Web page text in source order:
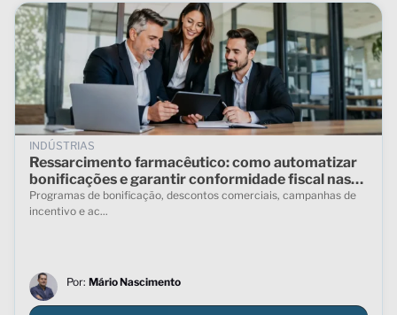
INDÚSTRIAS
Ressarcimento farmacêutico: como automatizar
bonificações e garantir conformidade fiscal nas
vendas indiretas
Programas de bonificação, descontos comerciais, campanhas de
incentivo e ac...
Por: Mário Nascimento